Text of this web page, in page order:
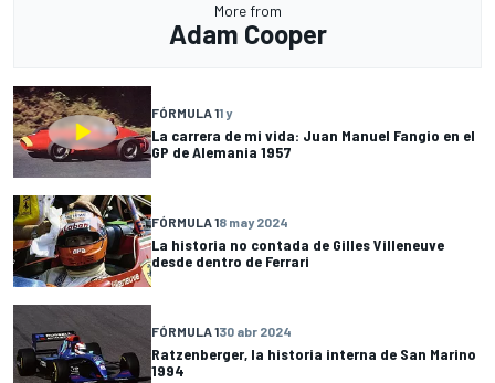
More from
Adam Cooper
FÓRMULA 11 y
La carrera de mi vida: Juan Manuel Fangio en el
GP de Alemania 1957
FÓRMULA 18 may 2024
La historia no contada de Gilles Villeneuve
desde dentro de Ferrari
FÓRMULA 130 abr 2024
Ratzenberger, la historia interna de San Marino
1994